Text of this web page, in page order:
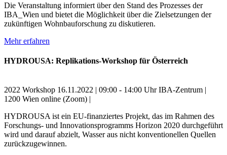
Die Veranstaltung informiert über den Stand des Prozesses der
IBA_Wien und bietet die Möglichkeit über die Zielsetzungen der
zukünftigen Wohnbauforschung zu diskutieren.
Mehr erfahren
HYDROUSA: Replikations-Workshop für Österreich
2022 Workshop 16.11.2022 | 09:00 - 14:00 Uhr IBA-Zentrum |
1200 Wien online (Zoom) |
HYDROUSA ist ein EU-finanziertes Projekt, das im Rahmen des
Forschungs- und Innovationsprogramms Horizon 2020 durchgeführt
wird und darauf abzielt, Wasser aus nicht konventionellen Quellen
zurückzugewinnen.